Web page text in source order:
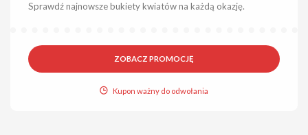
Sprawdź najnowsze bukiety kwiatów na każdą okazję.
ZOBACZ PROMOCJĘ
Kupon ważny do odwołania